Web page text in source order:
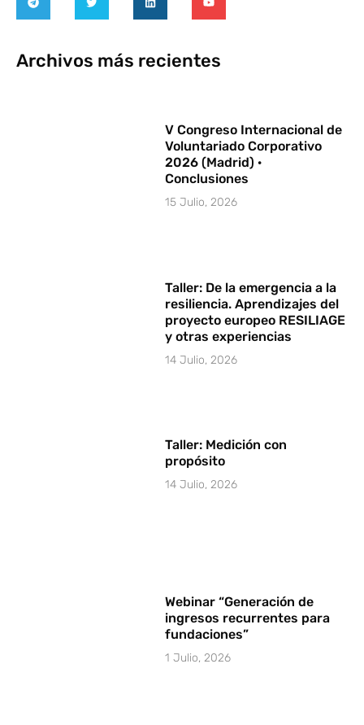
Archivos más recientes
V Congreso Internacional de
Voluntariado Corporativo
2026 (Madrid) ·
Conclusiones
15 Julio, 2026
Taller: De la emergencia a la
resiliencia. Aprendizajes del
proyecto europeo RESILIAGE
y otras experiencias
14 Julio, 2026
Taller: Medición con
propósito
14 Julio, 2026
Webinar “Generación de
ingresos recurrentes para
fundaciones”
1 Julio, 2026